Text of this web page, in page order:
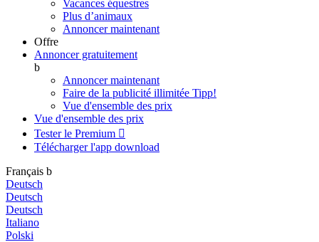
Vacances équestres
Plus d’animaux
Annoncer maintenant
Offre
Annoncer gratuitement
b
Annoncer maintenant
Faire de la publicité illimitée Tipp!
Vue d'ensemble des prix
Vue d'ensemble des prix
Tester le Premium 
Télécharger l'app download
Français b
Deutsch
Deutsch
Deutsch
Italiano
Polski